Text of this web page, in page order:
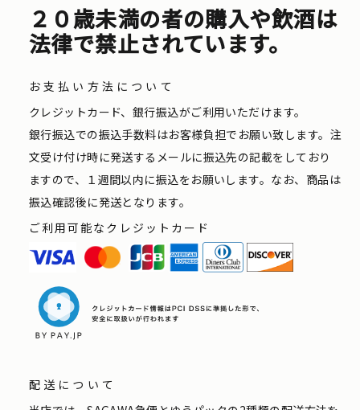
２０歳未満の者の購入や飲酒は
法律で禁止されています。
お支払い方法について
クレジットカード、銀行振込がご利用いただけます。
銀行振込での振込手数料はお客様負担でお願い致します。注
文受け付け時に発送するメールに振込先の記載をしており
ますので、１週間以内に振込をお願いします。なお、商品は
振込確認後に発送となります。
ご利用可能なクレジットカード
配送について